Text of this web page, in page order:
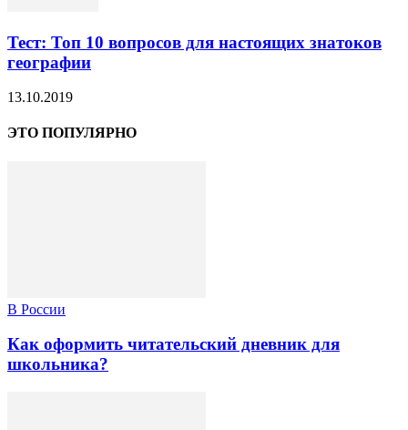
Тест: Топ 10 вопросов для настоящих знатоков
географии
13.10.2019
ЭТО ПОПУЛЯРНО
В России
Как оформить читательский дневник для
школьника?